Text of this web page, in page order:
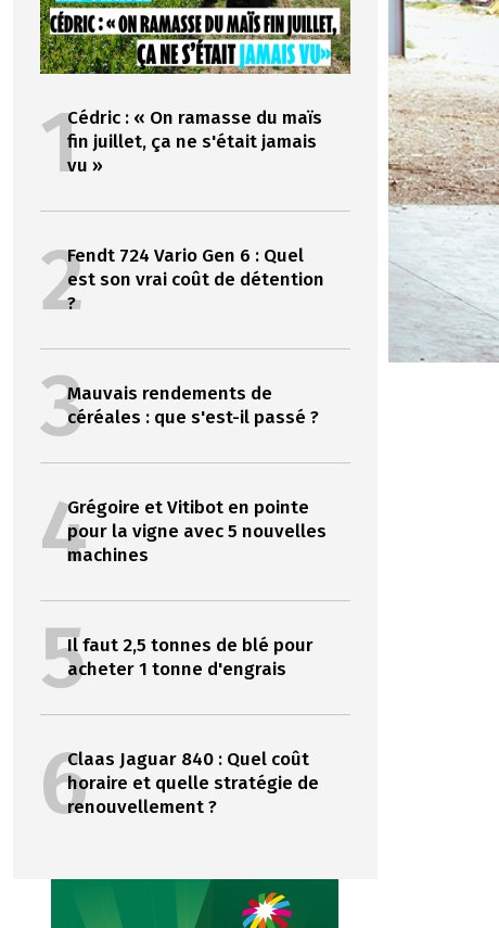
1Cédric : « On ramasse du maïs
fin juillet, ça ne s'était jamais
vu »
2Fendt 724 Vario Gen 6 : Quel
est son vrai coût de détention
?
3Mauvais rendements de
céréales : que s'est-il passé ?
4Grégoire et Vitibot en pointe
pour la vigne avec 5 nouvelles
machines
5Il faut 2,5 tonnes de blé pour
acheter 1 tonne d'engrais
6Claas Jaguar 840 : Quel coût
horaire et quelle stratégie de
renouvellement ?